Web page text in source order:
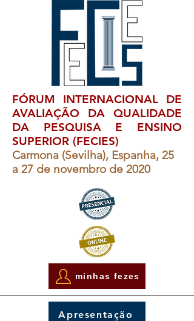
FÓRUM INTERNACIONAL DE
AVALIAÇÃO DA QUALIDADE
DA PESQUISA E ENSINO
SUPERIOR (FECIES)
Carmona (Sevilha), Espanha, 25
a 27 de novembro de 2020
minhas fezes
Apresentação